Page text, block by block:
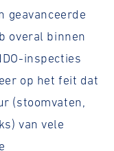
geavanceerde
overal binnen
inspecties
op het feit dat
(stoomvaten,
van vele